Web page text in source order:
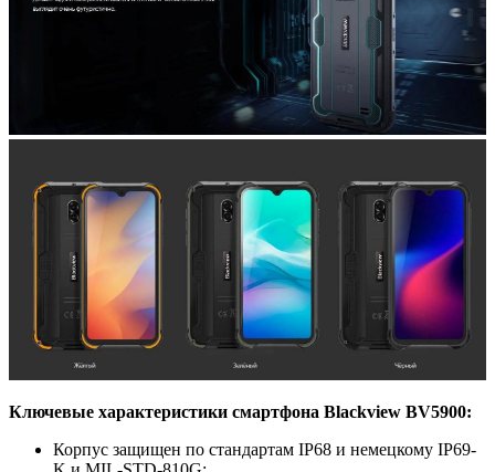
Ключевые характеристики смартфона Blackview BV5900:
Корпус защищен по стандартам IP68 и немецкому IP69-